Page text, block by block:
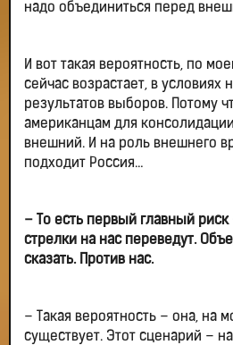
надо объединиться перед
И вот такая вероятность, по
сейчас возрастает, в условиях
результатов выборов. Потому
американцам для
внешний. И на роль внешнего
подходит Россия…
– То есть первый главный риск
стрелки на нас переведут.
сказать. Против нас.
– Такая вероятность – она, на
существует. Этот сценарий –